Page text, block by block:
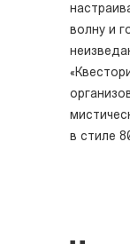
волну и
в стиле